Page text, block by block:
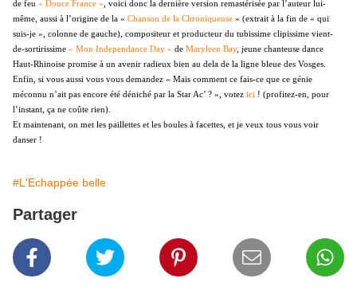
de feu « Douce France » , voici donc la dernière version remastérisée par l’auteur lui-
même, aussi à l’origine de la « Chanson de la Chroniqueuse » (extrait à la fin de « qui
suis-je », colonne de gauche), compositeur et producteur du tubissime clipissime vient-
de-sortirissime « Mon Independance Day » de Maryleen Bay, jeune chanteuse dance
Haut-Rhinoise promise à un avenir radieux bien au dela de la ligne bleue des Vosges.
Enfin, si vous aussi vous vous demandez « Mais comment ce fais-ce que ce génie
méconnu n’ait pas encore été déniché par la Star Ac’ ? », votez ici ! (profitez-en, pour
l’instant, ça ne coûte rien).
Et maintenant, on met les paillettes et les boules à facettes, et je veux tous vous voir
danser !
#L'Echappée belle
Partager